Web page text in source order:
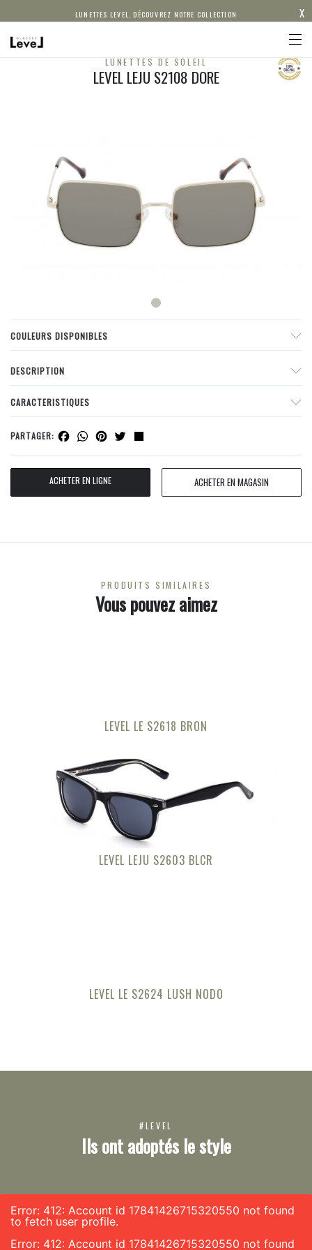
LUNETTES LEVEL, DÉCOUVREZ NOTRE COLLECTION X
LUNETTES DE SOLEIL
LEVEL LEJU S2108 DORE
COULEURS DISPONIBLES
DESCRIPTION
CARACTERISTIQUES
PARTAGER: Facebook
WhatsApp
Pinterest
Twitter
ACHETER EN LIGNE ACHETER EN MAGASIN
PRODUITS SIMILAIRES
Vous pouvez aimez
LEVEL LE S2618 BRON
LEVEL LEJU S2603 BLCR
LEVEL LE S2624 LUSH NODO
#LEVEL
Ils ont adoptés le style
Error: 412: Account id 17841426715320550 not found
to fetch user profile.
Error: 412: Account id 17841426715320550 not found